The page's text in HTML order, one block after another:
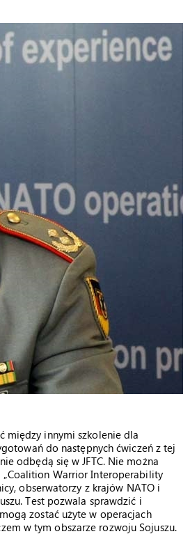
między innymi szkolenie dla
do następnych ćwiczeń z tej
odbędą się w JFTC. Nie można
„Coalition Warrior Interoperability
obserwatorzy z krajów NATO i
Test pozwala sprawdzić i
zostać użyte w operacjach
w tym obszarze rozwoju Sojuszu.